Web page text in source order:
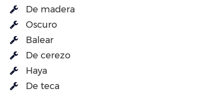
De madera
Oscuro
Balear
De cerezo
Haya
De teca